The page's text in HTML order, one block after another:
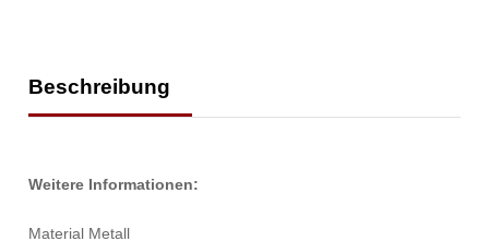
Beschreibung
Weitere Informationen:
Material Metall